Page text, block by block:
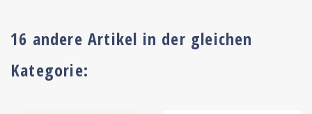
16 andere Artikel in der gleichen
Kategorie: